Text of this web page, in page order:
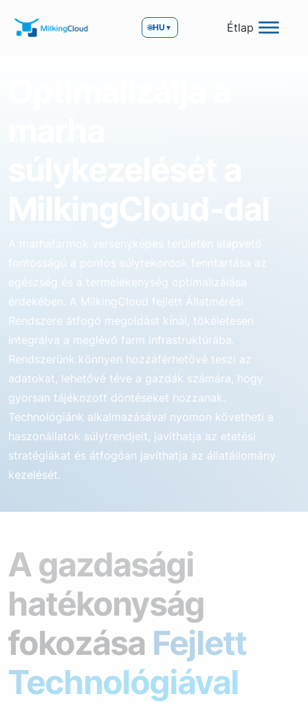
🌐HU ▼ Étlap
A marhafarmok versenyképes területén alapvető
fontosságú a pontos súlyrekordok fenntartása az
egészség és a termelékenység optimalizálása
érdekében. A MilkingCloud fejlett Állatmérési
Rendszere átfogó megoldást kínál, tökéletesen
integrálva a meglévő farm infrastruktúrába.
Rendszerünk könnyen hozzáférhetővé teszi az
adatokat, lehetővé téve a gazdák számára, hogy
gyorsan tájékozott döntéseket hozzanak.
Technológiánk alkalmazásával nyomon követheti a
haszonállatok súlytrendjeit, javíthatja az etetési
stratégiákat és átfogóan javíthatja az állatállomány
kezelését.
A gazdasági
hatékonyság
fokozása Fejlett
Technológiával